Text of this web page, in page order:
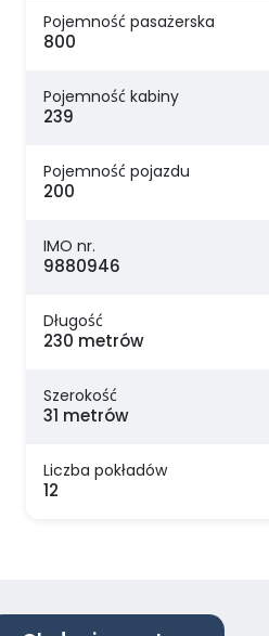
Pojemność pasażerska
800
Pojemność kabiny
239
Pojemność pojazdu
200
IMO nr.
9880946
Długość
230 metrów
Szerokość
31 metrów
Liczba pokładów
12